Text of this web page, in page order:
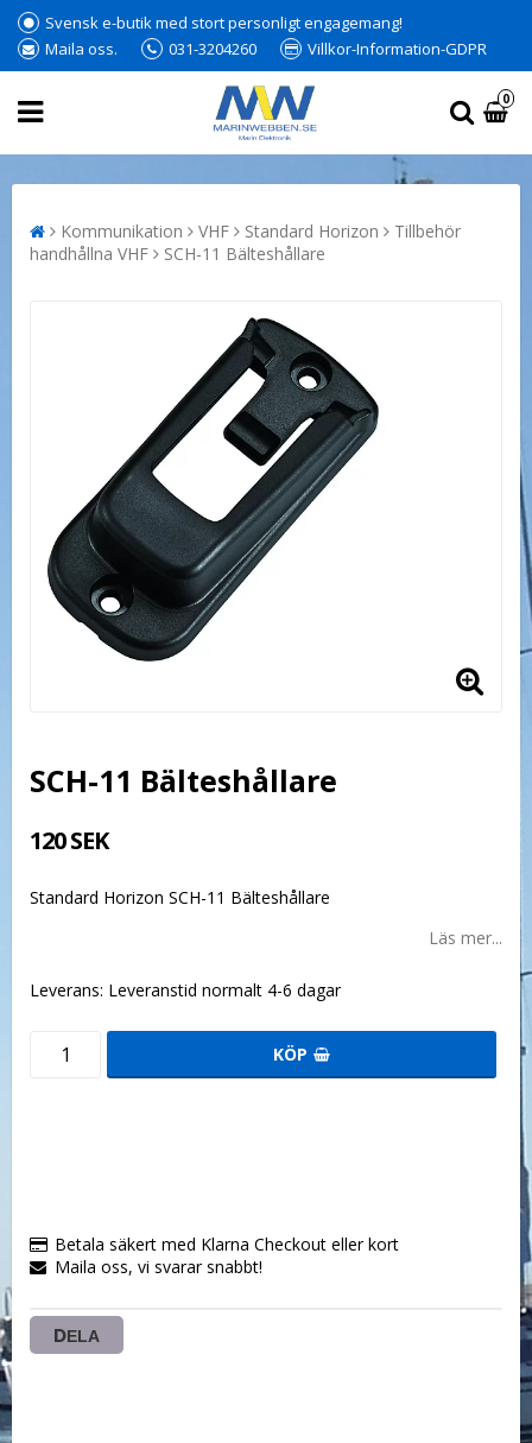
Svensk e-butik med stort personligt engagemang!
Maila oss.
031-3204260 Villkor-Information-GDPR
0
Kommunikation VHF Standard Horizon
Tillbehör
handhållna VHF
SCH-11 Bälteshållare
SCH-11 Bälteshållare
120 SEK
Standard Horizon SCH-11 Bälteshållare
Läs mer...
Leverans: Leveranstid normalt 4-6 dagar
KÖP
Betala säkert med Klarna Checkout eller kort
Maila oss, vi svarar snabbt!
DELA